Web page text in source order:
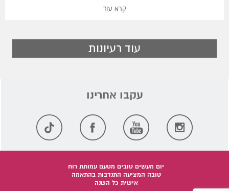
קרא עוד
עוד רעיונות
יום מעשים טובים מטעם עמותת רוח
טובה המציעה התנדבות בהתאמה
אישית כל השנה